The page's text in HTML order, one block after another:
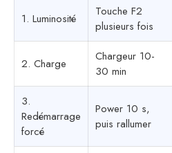
1. Luminosité
Touche F2
plusieurs fois
2. Charge
Chargeur 10-
30 min
3.
Redémarrage
forcé
Power 10 s,
puis rallumer